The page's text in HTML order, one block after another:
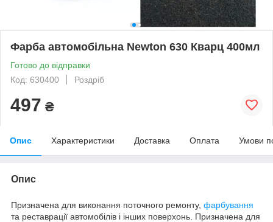
Фарба автомобільна Newton 630 Кварц 400мл
Готово до відправки
Код: 630400
Роздріб
497 ₴
Опис Характеристики Доставка Оплата Умови
Опис
Призначена для виконання поточного ремонту, фарбування
та реставрації автомобілів і інших поверхонь. Призначена для